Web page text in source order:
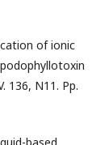
of ionic
136, N11. Pp.